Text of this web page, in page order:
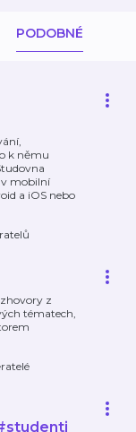
PODOBNÉ
k němu
v mobilní
a iOS nebo
z
tématech,